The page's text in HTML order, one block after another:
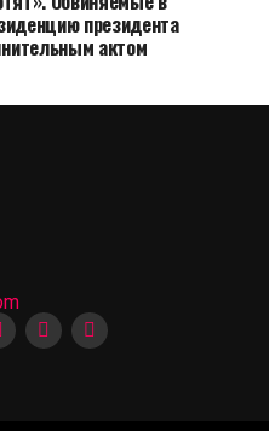
президента
актом